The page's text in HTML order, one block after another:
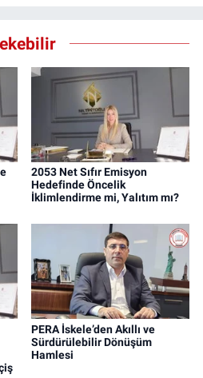
2053 Net Sıfır Emisyon
Hedefinde Öncelik
İklimlendirme mi, Yalıtım mı?
PERA İskele’den Akıllı ve
Sürdürülebilir Dönüşüm
Hamlesi